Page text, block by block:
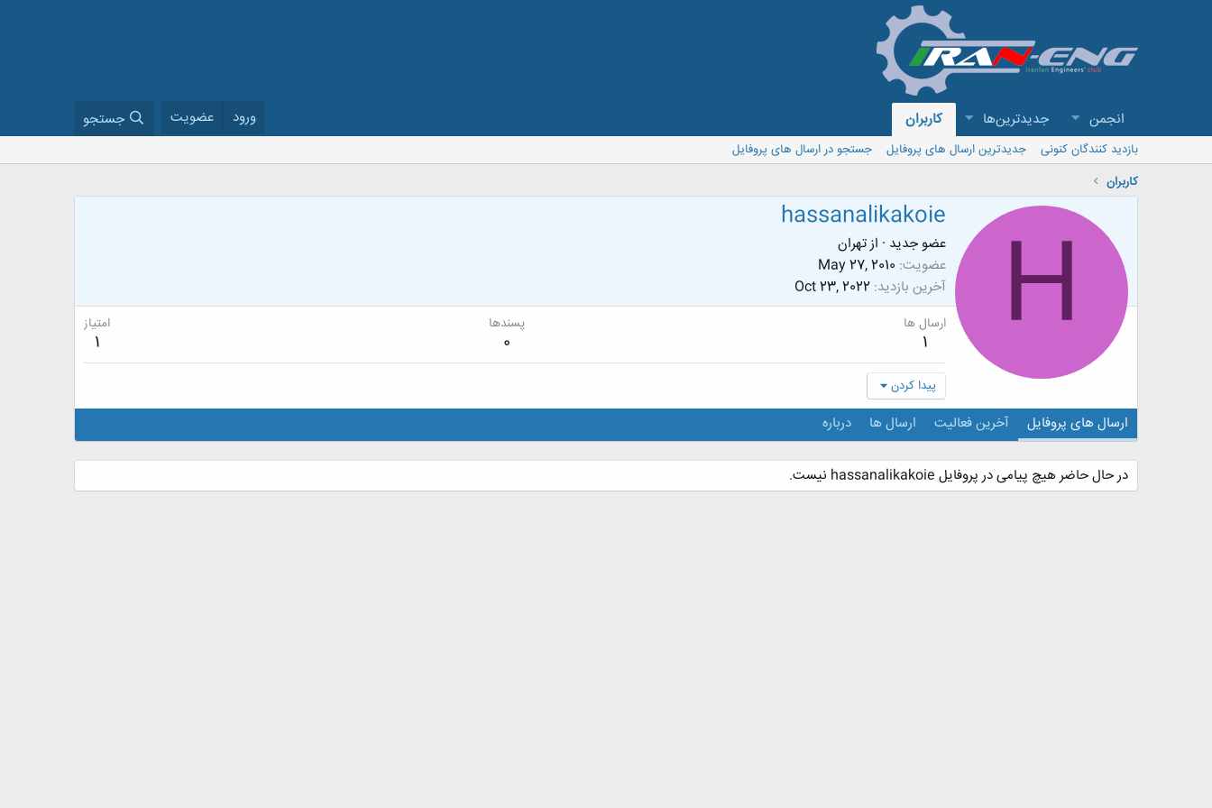
انجمن جدیدترین‌ها کاربران ورود عضویت جستجو
بازدید کنندگان کنونی جدیدترین ارسال های پروفایل
جستجو در ارسال های پروفایل
کاربران
H
hassanalikakoie
عضو جدید · ازتهران
عضویت May 27, 2010
آخرین بازدید Oct 23, 2022
ارسال ها
1
پسندها
0
امتیاز
1
پیدا کردن
ارسال های پروفایل آخرین فعالیت ارسال ها درباره
در حال حاضر هیچ پیامی در پروفایل hassanalikakoie نیست.